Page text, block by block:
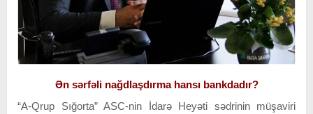
Ən sərfəli nağdlaşdırma hansı bankdadır?
“A-Qrup Sığorta” ASC-nin İdarə Heyəti sədrinin müşaviri